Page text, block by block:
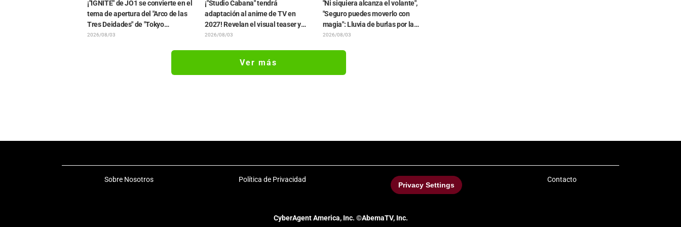
¡"IGNITE" de JO1 se convierte en el
tema de apertura del "Arco de las
Tres Deidades" de "Tokyo
Revengers"! Llegan también los
2026/08/03
¡"Studio Cabana" tendrá
adaptación al anime de TV en
2027! Revelan el visual teaser y
confirman que Sayumi Suzushiro
2026/08/03
"Ni siquiera alcanza el volante",
"Seguro puedes moverlo con
magia": Lluvia de burlas por la
supertierna foto de Frieren
2026/08/03
Ver más
Sobre Nosotros Política de Privacidad
Privacy Settings
Contacto
CyberAgent America, Inc. ©AbemaTV, Inc.